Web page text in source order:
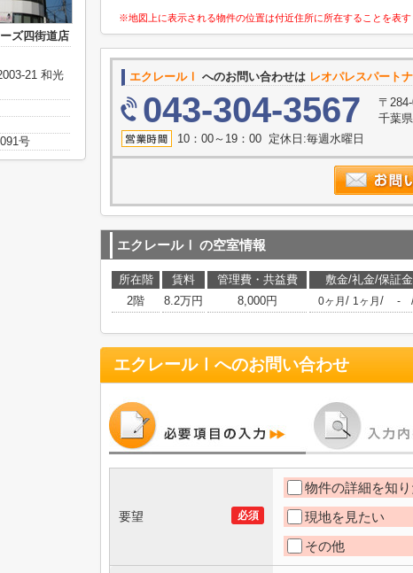
※地図上に表示される物件の位置は付近住所に所在することを表
エクレールⅠ へのお問い合わせは レオパレスパート
043-304-3567
〒
千葉
10：00～19：00 定休日:毎週水曜日
エクレールⅠ の空室情報
所在階 賃料 管理費・共益費 敷金/礼金/保証
2階
8.2万円 8,000円 0ヶ月 / 1ヶ月 / -
エクレールⅠ へのお問い合わせ
必須
要望
物件の詳細を知
現地を見たい
その他
ズ四街道店
21 和光
号